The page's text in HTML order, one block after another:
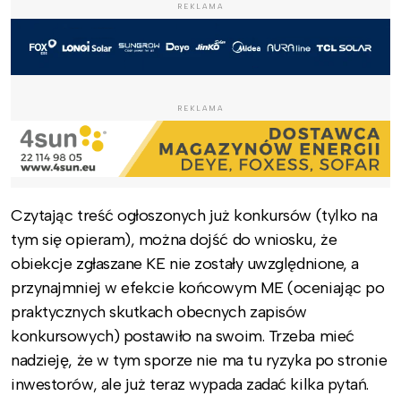
REKLAMA
REKLAMA
Czytając treść ogłoszonych już konkursów (tylko na
tym się opieram), można dojść do wniosku, że
obiekcje zgłaszane KE nie zostały uwzględnione, a
przynajmniej w efekcie końcowym ME (oceniając po
praktycznych skutkach obecnych zapisów
konkursowych) postawiło na swoim. Trzeba mieć
nadzieję, że w tym sporze nie ma tu ryzyka po stronie
inwestorów, ale już teraz wypada zadać kilka pytań.